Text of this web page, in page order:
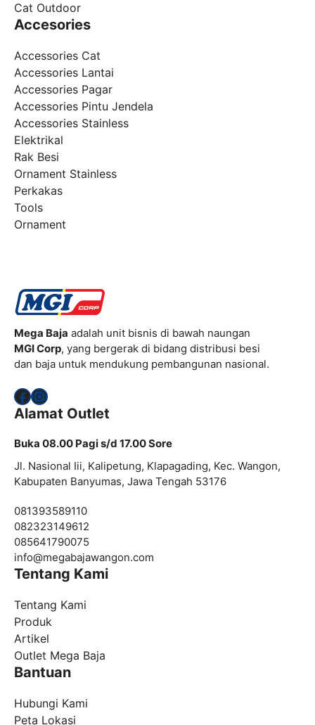
Cat Outdoor
Accesories
Accessories Cat
Accessories Lantai
Accessories Pagar
Accessories Pintu Jendela
Accessories Stainless
Elektrikal
Rak Besi
Ornament Stainless
Perkakas
Tools
Ornament
Mega Baja adalah unit bisnis di bawah naungan
MGI Corp, yang bergerak di bidang distribusi besi
dan baja untuk mendukung pembangunan nasional.
Facebook
Instagram
Alamat Outlet
Buka 08.00 Pagi s/d 17.00 Sore
Jl. Nasional Iii, Kalipetung, Klapagading, Kec. Wangon,
Kabupaten Banyumas, Jawa Tengah 53176
081393589110
082323149612
085641790075
info@megabajawangon.com
Tentang Kami
Tentang Kami
Produk
Artikel
Outlet Mega Baja
Bantuan
Hubungi Kami
Peta Lokasi